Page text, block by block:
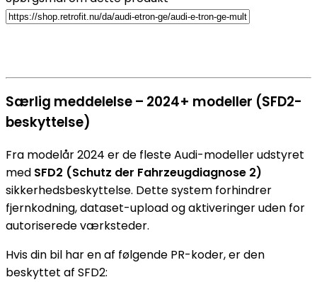
Særlig meddelelse – 2024+ modeller (SFD2-
beskyttelse)
Fra modelår 2024 er de fleste Audi-modeller udstyret
med SFD2 (Schutz der Fahrzeugdiagnose 2)
sikkerhedsbeskyttelse. Dette system forhindrer
fjernkodning, dataset-upload og aktiveringer uden for
autoriserede værksteder.
Hvis din bil har en af følgende PR-koder, er den
beskyttet af SFD2: